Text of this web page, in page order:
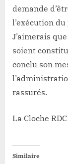
demande
l’exécution
J’aimerais
soient
conclu son
rassurés.
La Cloche RDC
Similaire